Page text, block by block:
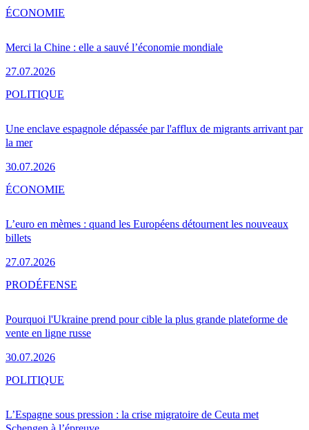
Merci la Chine : elle a sauvé l’économie mondiale
27.07.2026
ÉCONOMIE
Une enclave espagnole dépassée par l'afflux de migrants arrivant par
la mer
30.07.2026
POLITIQUE
L’euro en mèmes : quand les Européens détournent les nouveaux
billets
27.07.2026
ÉCONOMIE
Pourquoi l'Ukraine prend pour cible la plus grande plateforme de
vente en ligne russe
30.07.2026
PRODÉFENSE
L’Espagne sous pression : la crise migratoire de Ceuta met
POLITIQUE